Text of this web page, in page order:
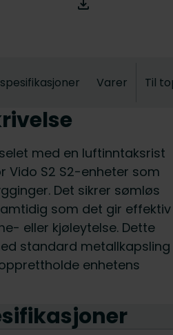
Varer Til
med en luftinntaksrist
Vido S2 S2-enheter som
Det sikrer sømløs
som det gir effektiv
eller kjøleytelse. Dette
standard metallkapsling
enhetens